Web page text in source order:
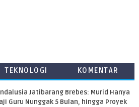
TEKNOLOGI
KOMENTAR
Jatibarang Brebes: Murid Hanya
Guru Nunggak 5 Bulan, hingga Proyek